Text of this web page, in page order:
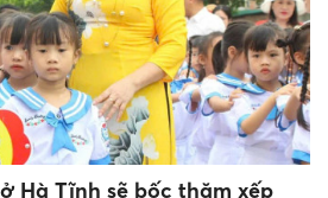
Hà Tĩnh sẽ bốc thăm xếp